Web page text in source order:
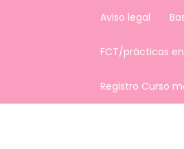
Aviso legal
FCT/prácticas
Registro Curso